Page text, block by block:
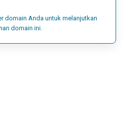
domain Anda untuk melanjutkan
domain ini.